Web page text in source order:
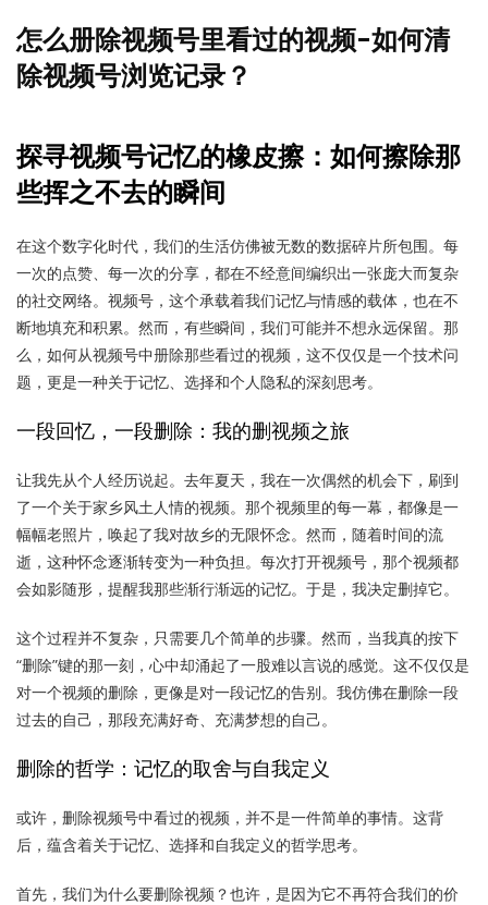
怎么册除视频号里看过的视频-如何清
除视频号浏览记录？
探寻视频号记忆的橡皮擦：如何擦除那
些挥之不去的瞬间
在这个数字化时代，我们的生活仿佛被无数的数据碎片所包围。每
一次的点赞、每一次的分享，都在不经意间编织出一张庞大而复杂
的社交网络。视频号，这个承载着我们记忆与情感的载体，也在不
断地填充和积累。然而，有些瞬间，我们可能并不想永远保留。那
么，如何从视频号中册除那些看过的视频，这不仅仅是一个技术问
题，更是一种关于记忆、选择和个人隐私的深刻思考。
一段回忆，一段删除：我的删视频之旅
让我先从个人经历说起。去年夏天，我在一次偶然的机会下，刷到
了一个关于家乡风土人情的视频。那个视频里的每一幕，都像是一
幅幅老照片，唤起了我对故乡的无限怀念。然而，随着时间的流
逝，这种怀念逐渐转变为一种负担。每次打开视频号，那个视频都
会如影随形，提醒我那些渐行渐远的记忆。于是，我决定删掉它。
这个过程并不复杂，只需要几个简单的步骤。然而，当我真的按下
“删除”键的那一刻，心中却涌起了一股难以言说的感觉。这不仅仅是
对一个视频的删除，更像是对一段记忆的告别。我仿佛在删除一段
过去的自己，那段充满好奇、充满梦想的自己。
删除的哲学：记忆的取舍与自我定义
或许，删除视频号中看过的视频，并不是一件简单的事情。这背
后，蕴含着关于记忆、选择和自我定义的哲学思考。
首先，我们为什么要删除视频？也许，是因为它不再符合我们的价